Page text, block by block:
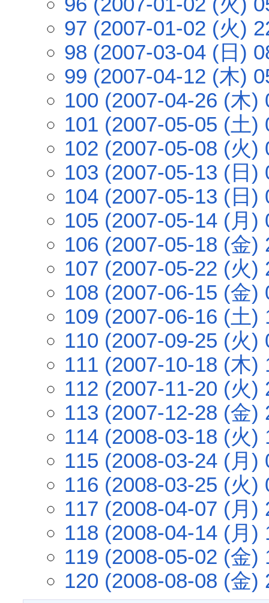
97 (2007-01-02 (火)
98 (2007-03-04 (日)
99 (2007-04-12 (木)
100 (2007-04-26 (木)
101 (2007-05-05 (土)
102 (2007-05-08 (火)
103 (2007-05-13 (日)
104 (2007-05-13 (日)
105 (2007-05-14 (月)
106 (2007-05-18 (金)
107 (2007-05-22 (火)
108 (2007-06-15 (金)
109 (2007-06-16 (土)
110 (2007-09-25 (火)
111 (2007-10-18 (木)
112 (2007-11-20 (火)
113 (2007-12-28 (金)
114 (2008-03-18 (火)
115 (2008-03-24 (月)
116 (2008-03-25 (火)
117 (2008-04-07 (月)
118 (2008-04-14 (月)
119 (2008-05-02 (金)
120 (2008-08-08 (金)